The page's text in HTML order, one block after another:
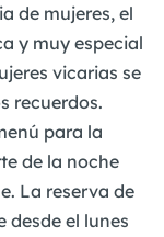
de mujeres, el
y muy especial
vicarias se
recuerdos.
para la
de la noche
La reserva de
desde el lunes